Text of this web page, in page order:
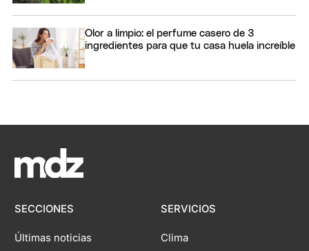
Olor a limpio: el perfume casero de 3
ingredientes para que tu casa huela increíble
SECCIONES
Últimas noticias
SERVICIOS
Clima